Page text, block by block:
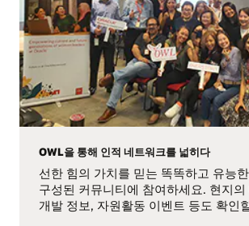
OWL을 통해 인적 네트워크를 넓히다
선한 힘의 가치를 믿는 똑똑하고 유능
구성된 커뮤니티에 참여하세요. 현지의
개발 정보, 자원활동 이벤트 등도 확인